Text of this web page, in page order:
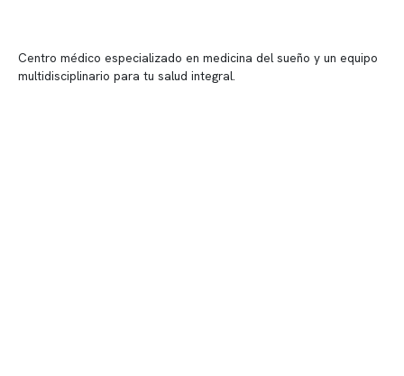
Centro médico especializado en medicina del sueño y un equipo
multidisciplinario para tu salud integral.